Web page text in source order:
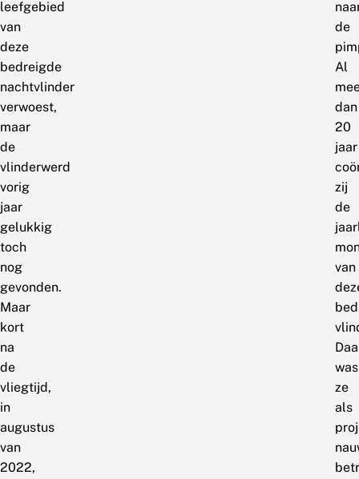
leefgebied
van
deze
bedreigde
nachtvlinder
verwoest,
maar
de
vlinderwerd
vorig
jaar
gelukkig
toch
nog
gevonden.
Maar
kort
na
de
vliegtijd,
in
augustus
van
2022,
de
Al
dan
20
jaar
zij
de
van
was
ze
als